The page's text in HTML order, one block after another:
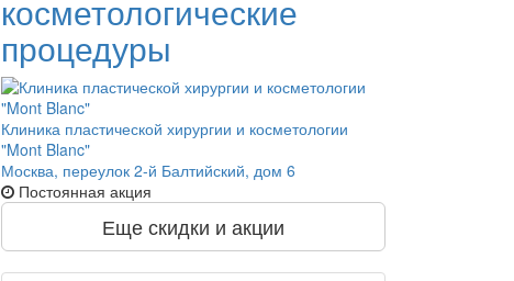
косметологические
процедуры
Клиника пластической хирургии и косметологии
"Mont Blanc"
Москва, переулок 2-й Балтийский, дом 6
Постоянная акция
Еще скидки и акции